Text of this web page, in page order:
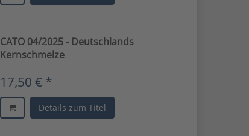
CATO 04/2025 - Deutschlands
Kernschmelze
17,50 € *
Details zum Titel